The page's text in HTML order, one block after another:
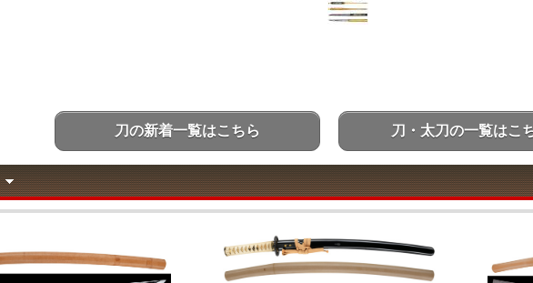
刀の新着一覧はこちら 刀・太刀の一覧はこ